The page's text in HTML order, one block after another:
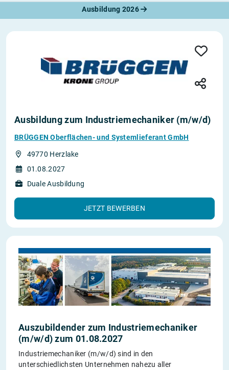
Ausbildung 2026
Ausbildung zum Industriemechaniker (m/w/d)
BRÜGGEN Oberflächen- und Systemlieferant GmbH
49770 Herzlake
01.08.2027
Duale Ausbildung
JETZT BEWERBEN
Auszubildender zum Industriemechaniker
(m/w/d) zum 01.08.2027
Industriemechaniker (m/w/d) sind in den
unterschiedlichsten Unternehmen nahezu aller